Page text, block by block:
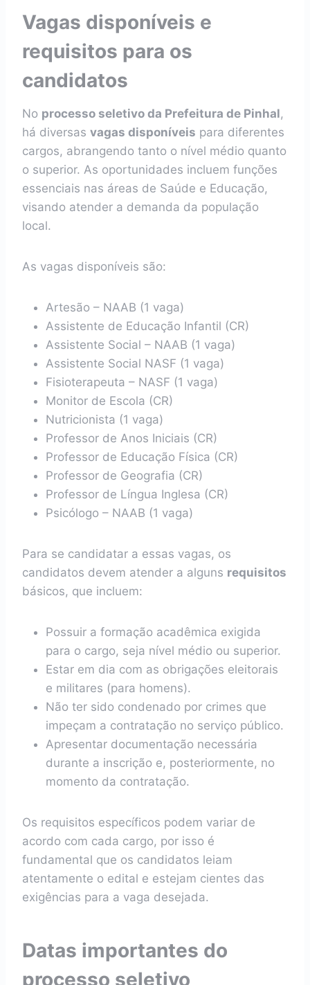
Vagas disponíveis e
requisitos para os
candidatos
No processo seletivo da Prefeitura de Pinhal,
há diversas vagas disponíveis para diferentes
cargos, abrangendo tanto o nível médio quanto
o superior. As oportunidades incluem funções
essenciais nas áreas de Saúde e Educação,
visando atender a demanda da população
local.
As vagas disponíveis são:
Artesão – NAAB (1 vaga)
Assistente de Educação Infantil (CR)
Assistente Social – NAAB (1 vaga)
Assistente Social NASF (1 vaga)
Fisioterapeuta – NASF (1 vaga)
Monitor de Escola (CR)
Nutricionista (1 vaga)
Professor de Anos Iniciais (CR)
Professor de Educação Física (CR)
Professor de Geografia (CR)
Professor de Língua Inglesa (CR)
Psicólogo – NAAB (1 vaga)
Para se candidatar a essas vagas, os
candidatos devem atender a alguns requisitos
básicos, que incluem:
Possuir a formação acadêmica exigida
para o cargo, seja nível médio ou superior.
Estar em dia com as obrigações eleitorais
e militares (para homens).
Não ter sido condenado por crimes que
impeçam a contratação no serviço público.
Apresentar documentação necessária
durante a inscrição e, posteriormente, no
momento da contratação.
Os requisitos específicos podem variar de
acordo com cada cargo, por isso é
fundamental que os candidatos leiam
atentamente o edital e estejam cientes das
exigências para a vaga desejada.
Datas importantes do
processo seletivo